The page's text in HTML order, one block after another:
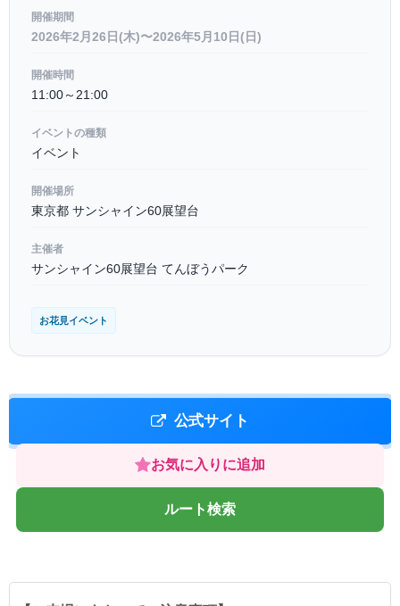
開催期間
2026年2月26日(木)〜2026年5月10日(日)
開催時間
11:00～21:00
イベントの種類
イベント
開催場所
東京都 サンシャイン60展望台
主催者
サンシャイン60展望台 てんぼうパーク
お花見イベント
公式サイト
お気に入りに追加
ルート検索